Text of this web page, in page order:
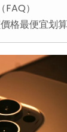
FAQ）
格最便宜划